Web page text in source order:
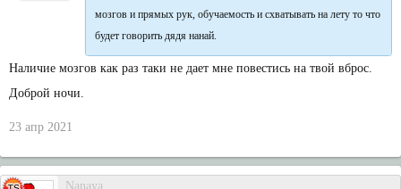
мозгов и прямых рук, обучаемость и схватывать на лету то что
будет говорить дядя нанай.
Наличие мозгов как раз таки не дает мне повестись на твой вброс.
Доброй ночи.
23 апр 2021
Nanaya